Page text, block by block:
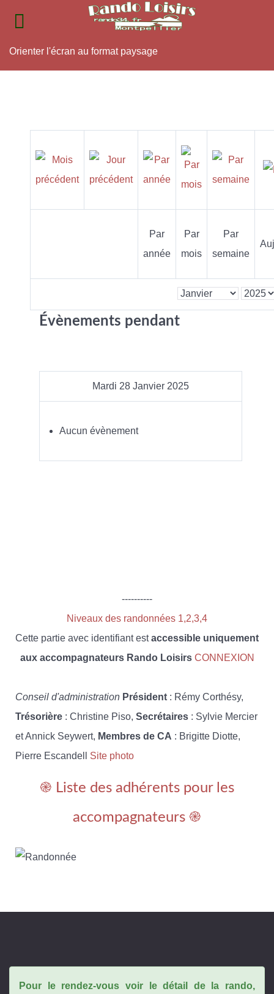
Orienter l'écran au format paysage
Par
année
Par
mois
Par
semaine
Évènements pendant
Mardi 28 Janvier 2025
Aucun évènement
----------
Niveaux des randonnées 1,2,3,4
Cette partie avec identifiant estaccessible uniquement
aux accompagnateurs Rando Loisirs CONNEXION
Conseil d'administration Président : Rémy Corthésy,
Trésorière : Christine Piso, Secrétaires : Sylvie Mercier
et Annick Seywert, Membres de CA : Brigitte Diotte,
Pierre Escandell Site photo
֎ Liste des adhérents pour les
accompagnateurs ֎
Pour le rendez-vous voir le détail de la rando,